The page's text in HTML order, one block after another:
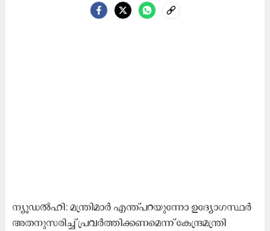
ന്യൂഡൽഹി: മന്ത്രിമാർ എന്ത്പറയുന്നോ ഉദ്യോഗസ്ഥർ
അതനുസരിച്ച് പ്രവർത്തിക്കണമെന്ന് കേന്ദ്രമന്ത്രി